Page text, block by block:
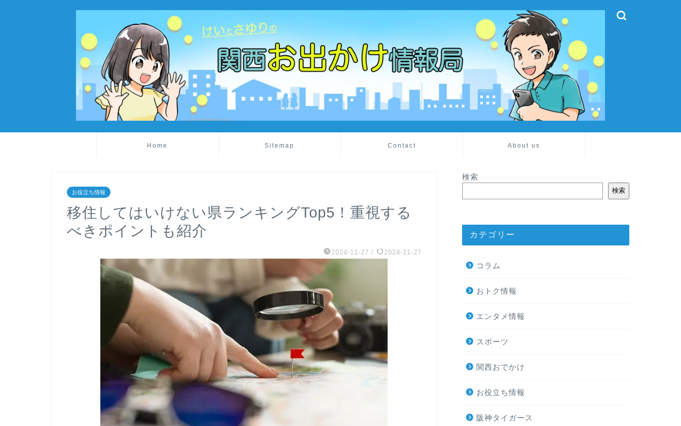
Home Sitemap Contact About us
お役立ち情報
移住してはいけない県ランキングTop5！重視する
べきポイントも紹介
2024-11-27 / 2024-11-27
検索
検索
カテゴリー
コラム
おトク情報
エンタメ情報
スポーツ
関西おでかけ
お役立ち情報
阪神タイガース